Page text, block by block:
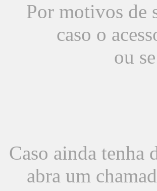
Por motivos de
caso o
ou
Caso ainda tenha
abra um